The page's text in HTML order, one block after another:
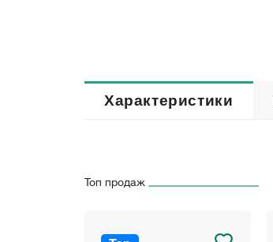
Характеристики
Топ продаж